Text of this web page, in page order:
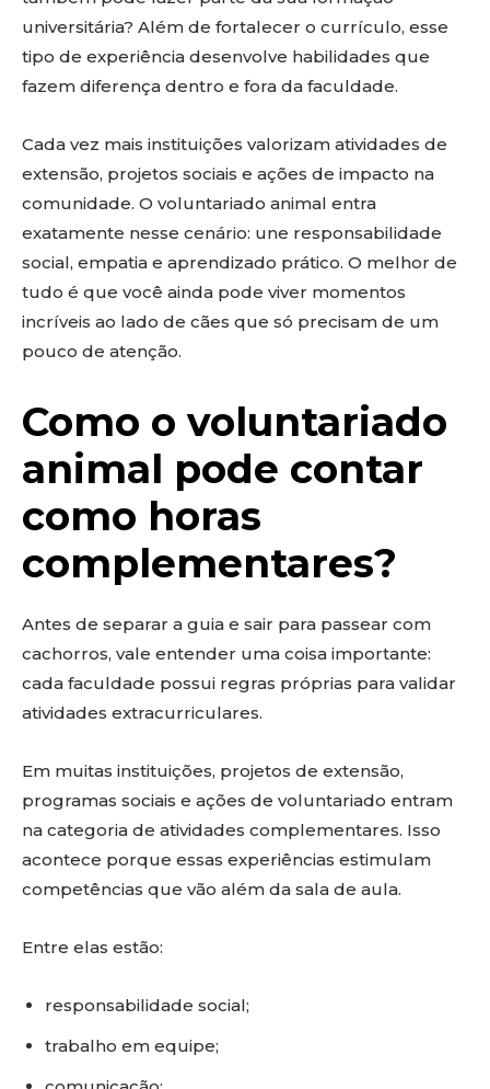
universitária? Além de fortalecer o currículo, esse
tipo de experiência desenvolve habilidades que
fazem diferença dentro e fora da faculdade.
Cada vez mais instituições valorizam atividades de
extensão, projetos sociais e ações de impacto na
comunidade. O voluntariado animal entra
exatamente nesse cenário: une responsabilidade
social, empatia e aprendizado prático. O melhor de
tudo é que você ainda pode viver momentos
incríveis ao lado de cães que só precisam de um
pouco de atenção.
Como o voluntariado
animal pode contar
como horas
complementares?
Antes de separar a guia e sair para passear com
cachorros, vale entender uma coisa importante:
cada faculdade possui regras próprias para validar
atividades extracurriculares.
Em muitas instituições, projetos de extensão,
programas sociais e ações de voluntariado entram
na categoria de atividades complementares. Isso
acontece porque essas experiências estimulam
competências que vão além da sala de aula.
Entre elas estão:
responsabilidade social;
trabalho em equipe;